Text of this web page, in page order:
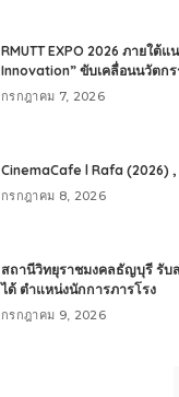
RMUTT EXPO 2026 ภายใต้แ
Innovation” ขับเคลื่อนนวัตก
กรกฎาคม 7, 2026
CinemaCafe l Rafa (2026)
กรกฎาคม 8, 2026
สถานีวิทยุราชมงคลธัญบุรี รับ
ได้ ตำแหน่งนักการภารโรง
กรกฎาคม 9, 2026